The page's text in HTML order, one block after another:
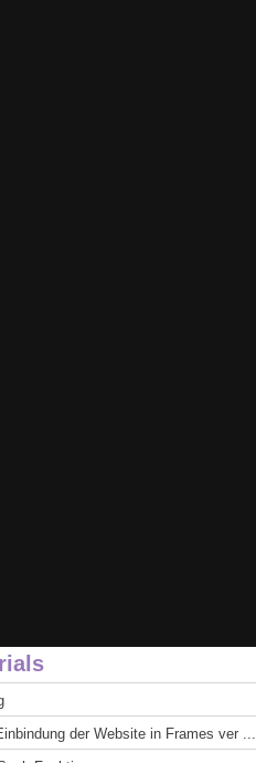
der Website in Frames ver ...